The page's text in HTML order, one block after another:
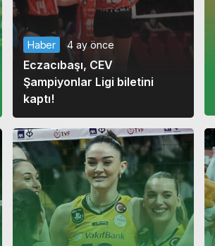
Haber 4 ay önce
Eczacıbaşı, CEV
Şampiyonlar Ligi biletini
kaptı!